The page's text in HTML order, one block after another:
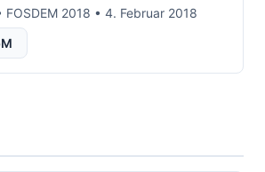
FOSDEM 2018 • 4. Februar 2018